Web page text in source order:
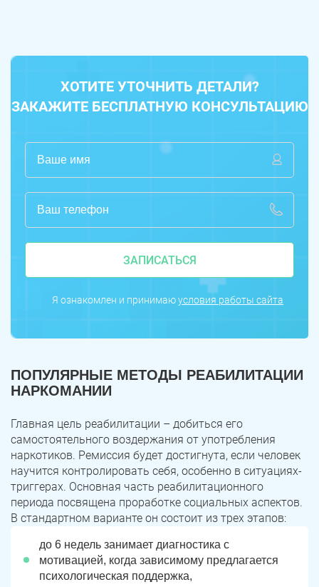
ХОТИТЕ УТОЧНИТЬ ДЕТАЛИ?
ЗАКАЖИТЕ БЕСПЛАТНУЮ КОНСУЛЬТАЦИЮ
ЗАПИСАТЬСЯ
Я ознакомлен и принимаюусловия работы сайта
ПОПУЛЯРНЫЕ МЕТОДЫ РЕАБИЛИТАЦИИ
НАРКОМАНИИ
Главная цель реабилитации – добиться его
самостоятельного воздержания от употребления
наркотиков. Ремиссия будет достигнута, если человек
научится контролировать себя, особенно в ситуациях-
триггерах. Основная часть реабилитационного
периода посвящена проработке социальных аспектов.
В стандартном варианте он состоит из трех этапов:
до 6 недель занимает диагностика с
мотивацией, когда зависимому предлагается
психологическая поддержка,